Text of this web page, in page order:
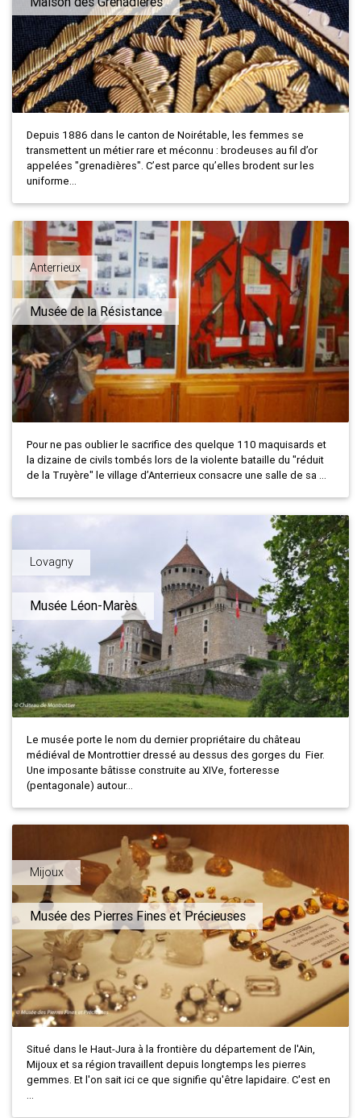
Depuis 1886 dans le canton de Noirétable, les femmes se
transmettent un métier rare et méconnu : brodeuses au fil d’or
appelées "grenadières". C’est parce qu’elles brodent sur les
uniforme...
Anterrieux
Musée de la Résistance
Pour ne pas oublier le sacrifice des quelque 110 maquisards et
la dizaine de civils tombés lors de la violente bataille du "réduit
de la Truyère" le village d’Anterrieux consacre une salle de sa ...
Lovagny
Musée Léon-Marès
Le musée porte le nom du dernier propriétaire du château
médiéval de Montrottier dressé au dessus des gorges du Fier.
Une imposante bâtisse construite au XIVe, forteresse
(pentagonale) autour...
Mijoux
Musée des Pierres Fines et Précieuses
Situé dans le Haut-Jura à la frontière du département de l'Ain,
Mijoux et sa région travaillent depuis longtemps les pierres
gemmes. Et l'on sait ici ce que signifie qu'être lapidaire. C'est en
...